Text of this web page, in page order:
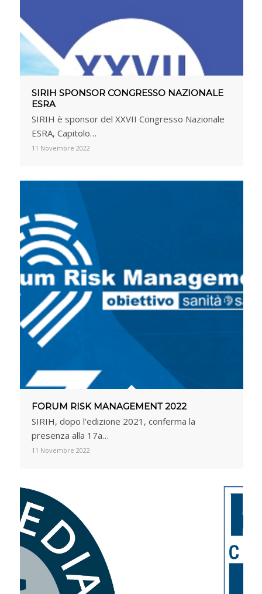
SIRIH SPONSOR CONGRESSO NAZIONALE
ESRA
SIRIH è sponsor del XXVII Congresso Nazionale
ESRA, Capitolo…
11 Novembre 2022
FORUM RISK MANAGEMENT 2022
SIRIH, dopo l’edizione 2021, conferma la
presenza alla 17a…
11 Novembre 2022